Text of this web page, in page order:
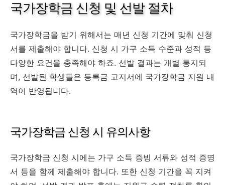
국가장학금 신청 및 선발 절차
국가장학금을 받기 위해서는 매년 신청 기간에 맞춰 신청
서를 제출해야 합니다. 신청 시 가구 소득 수준과 성적 등
다양한 요건을 충족해야 하죠. 선발 결과는 개별 통지되
며, 선발된 학생들은 등록금 고지서에 국가장학금 지원 내
역이 반영됩니다.
국가장학금 신청 시 유의사항
국가장학금 신청 시에는 가구 소득 증빙 서류와 성적 증명
서 등을 함께 제출해야 합니다. 또한 신청 기간을 꼭 지켜